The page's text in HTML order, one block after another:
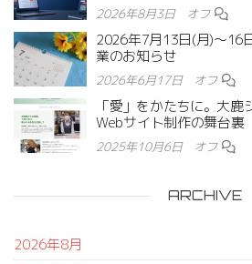
2026年8月3日 オフ
2026年7月13日(月)〜16
業のお知らせ
2026年6月17日 オフ
「愛」をかたちに。大
Webサイト制作の舞台裏
2025年10月6日 オフ
ARCHIVE
2026年8月